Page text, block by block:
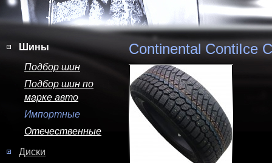
Шины
Подбор шин
Подбор шин по
марке авто
Импортные
Отечественные
Диски
Continental ContiIce